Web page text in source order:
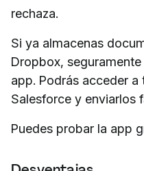
rechaza.
Si ya almacenas
Dropbox,
app. Podrás acceder
Salesforce y enviarlos
Puedes probar la app